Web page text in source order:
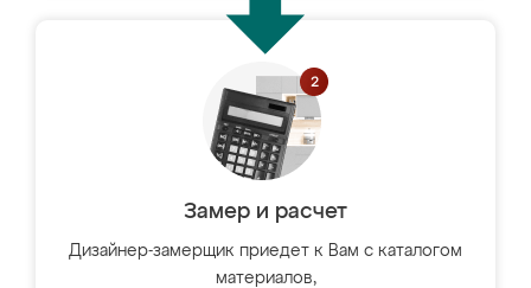
Замер и расчет
Дизайнер-замерщик приедет к Вам с каталогом
материалов,